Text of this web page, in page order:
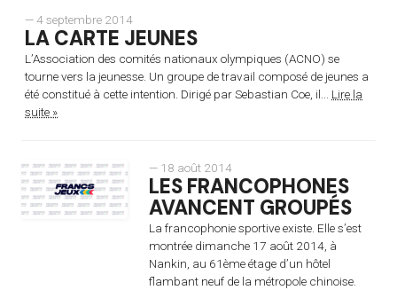
— 4 septembre 2014
LA CARTE JEUNES
L’Association des comités nationaux olympiques (ACNO) se
tourne vers la jeunesse. Un groupe de travail composé de jeunes a
été constitué à cette intention. Dirigé par Sebastian Coe, il... Lire la
suite »
— 18 août 2014
LES FRANCOPHONES
AVANCENT GROUPÉS
La francophonie sportive existe. Elle s’est
montrée dimanche 17 août 2014, à
Nankin, au 61ème étage d’un hôtel
flambant neuf de la métropole chinoise.